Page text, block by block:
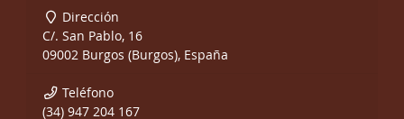
Dirección
C/. San Pablo, 16
09002 Burgos (Burgos), España
Teléfono
(34) 947 204 167